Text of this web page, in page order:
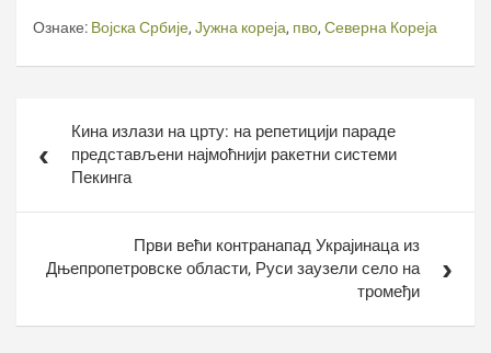
Ознаке: Војска Србије, Јужна кореја, пво, Северна Кореја
чланкаКина излази на црту: на репетицији параде
представљени најмоћнији ракетни системи
Пекинга
Први већи контранапад Украјинаца из
Дњепропетровске области, Руси заузели село на
тромеђи